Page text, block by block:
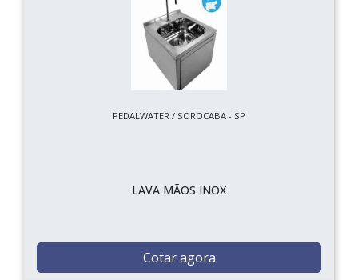
PEDALWATER / SOROCABA - SP
LAVA MÃOS INOX
Cotar agora